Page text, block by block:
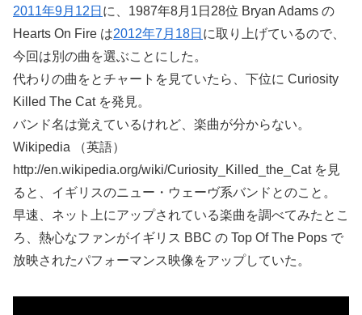
2011年9月12日 に、1987年8月1日28位 Bryan Adams の
Hearts On Fire は2012年7月18日 に取り上げているので、
今回は別の曲を選ぶことにした。
代わりの曲をとチャートを見ていたら、下位に Curiosity
Killed The Cat を発見。
バンド名は覚えているけれど、楽曲が分からない。
Wikipedia （英語）
http://en.wikipedia.org/wiki/Curiosity_Killed_the_Cat を見
ると、イギリスのニュー・ウェーヴ系バンドとのこと。
早速、ネット上にアップされている楽曲を調べてみたとこ
ろ、熱心なファンがイギリス BBC の Top Of The Pops で
放映されたパフォーマンス映像をアップしていた。